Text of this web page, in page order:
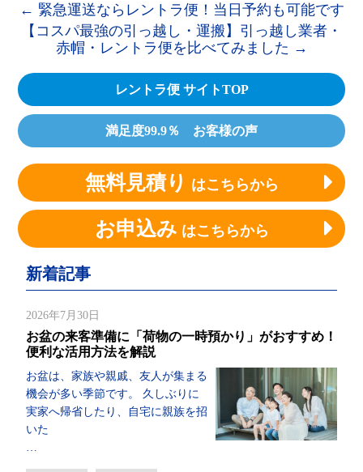
← 緊急運送ならレントラ便！当日予約も可能です
【コスパ最強の引っ越し・運搬】引っ越し業者・
赤帽・レントラ便を比べてみました →
レントラ便 サイトTOP
満足度99.9％ お客様の声
無料見積り はこちらから
お申込み はこちらから
新着記事
2026年7月30日
お盆の来客準備に「荷物の一時預かり」がおすすめ！
便利な活用方法を解説
お盆は、家族や親戚、友人が集まる
機会が多い季節です。 久しぶりに
実家へ帰省したり、自宅に親族を招
いた